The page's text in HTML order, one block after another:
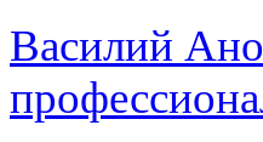
Василий